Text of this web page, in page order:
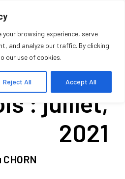
your browsing experience, serve
and analyze our traffic. By clicking
our use of cookies.
Reject All Accept All
pour le
: juillet,
2021